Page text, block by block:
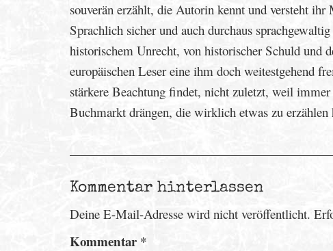
souverän erzählt, die Autorin kennt und versteht
Sprachlich sicher und auch durchaus
historischem Unrecht, von historischer Schuld und
europäischen Leser eine ihm doch weitestgehend
stärkere Beachtung findet, nicht zuletzt, weil
Buchmarkt drängen, die wirklich etwas zu
Kommentar hinterlassen
Deine E-Mail-Adresse wird nicht veröffentlicht.
Kommentar *